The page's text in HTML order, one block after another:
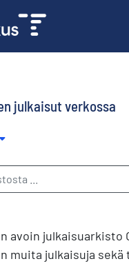
julkaisut verkossa
avoin julkaisuarkisto
muita julkaisuja